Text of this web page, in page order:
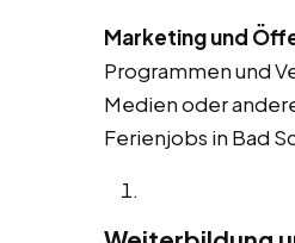
Marketing und
Programmen und
Medien oder
Ferienjobs in Bad